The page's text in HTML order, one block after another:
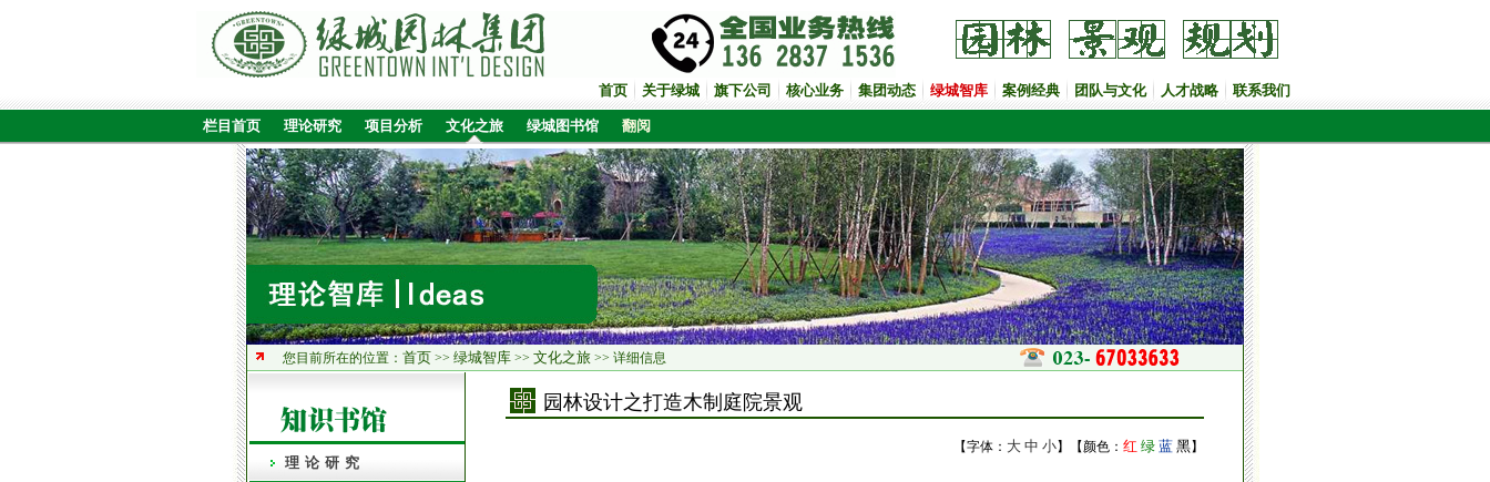
首页 关于绿城 旗下公司 核心业务 集团动态 绿城智库 案例经典 团队与文化 人才战略 联系我们
栏目首页 理论研究 项目分析 文化之旅 绿城图书馆 翻阅
您目前所在的位置： 首页 >> 绿城智库 >> 文化之旅 >> 详细信息
理论研究
园林设计之打造木制庭院景观
【字体： 大 中 小】【颜色： 红 绿 蓝 黑】